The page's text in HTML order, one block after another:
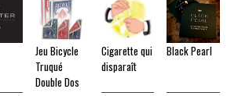
Jeu Bicycle
Truqué
Double Dos
Cigarette qui
disparaît
Black Pearl